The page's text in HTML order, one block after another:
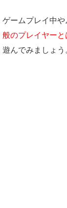
ゲームプレイ中や
般のプレイヤー
遊んでみましょう